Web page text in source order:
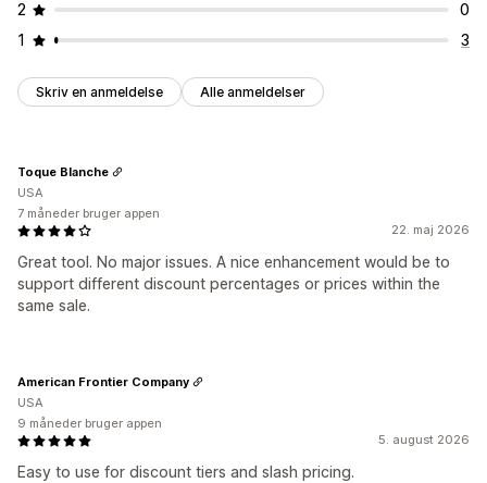
2
0
1
3
Skriv en anmeldelse Alle anmeldelser
22. maj 2026
Great tool. No major issues. A nice enhancement would be to
support different discount percentages or prices within the
same sale.
Toque Blanche
USA
7 måneder bruger appen
5. august 2026
Easy to use for discount tiers and slash pricing.
American Frontier Company
USA
9 måneder bruger appen